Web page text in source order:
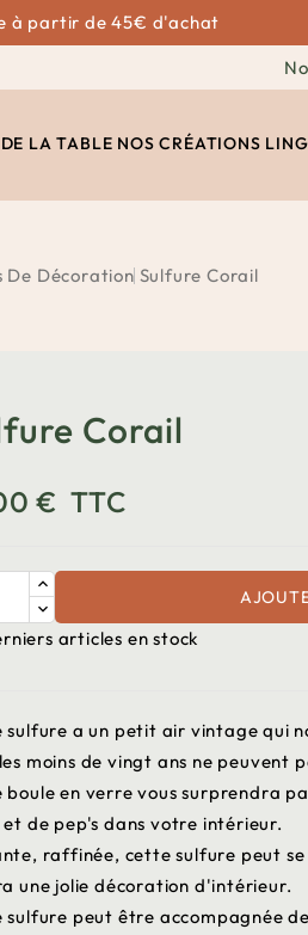
à partir de 45€ d'achat
LA TABLE NOS CRÉATIONS
De Décoration Sulfure Corail
Corail
€ TTC
articles en stock
sulfure a un petit air vintage qui
moins de vingt ans ne peuvent
boule en verre vous surprendra
de pep's dans votre intérieur.
raffinée, cette sulfure peut
une jolie décoration d'intérieur.
sulfure peut être accompagnée